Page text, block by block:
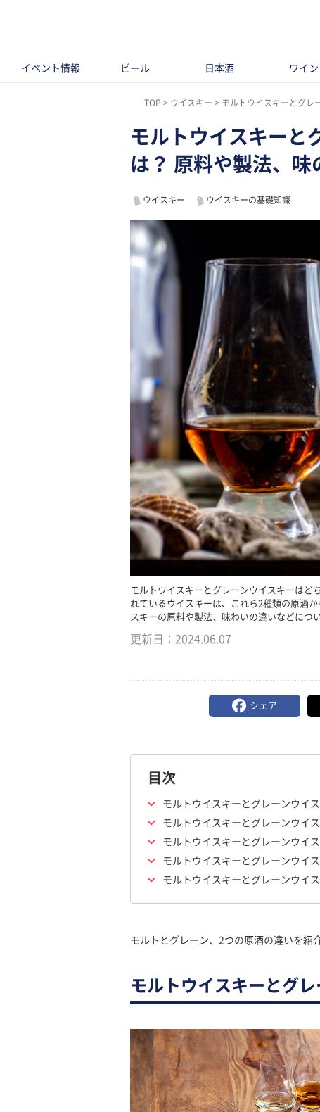
イベント情報 ビール 日本酒 ワイン
TOP ウイスキー モルトウイスキーとグレ
モルトウイスキーと
は？ 原料や製法、味
ウイスキー ウイスキーの基礎知識
モルトウイスキーとグレーンウイスキーはど
れているウイスキーは、これら2種類の原酒
スキーの原料や製法、味わいの違いなどにつ
更新日： 2024.06.07
シェア
目次
モルトウイスキーとグレーンウイ
モルトウイスキーとグレーンウイ
モルトウイスキーとグレーンウイ
モルトウイスキーとグレーンウイ
モルトウイスキーとグレーンウイ
モルトとグレーン、2つの原酒の違いを紹
モルトウイスキーとグ